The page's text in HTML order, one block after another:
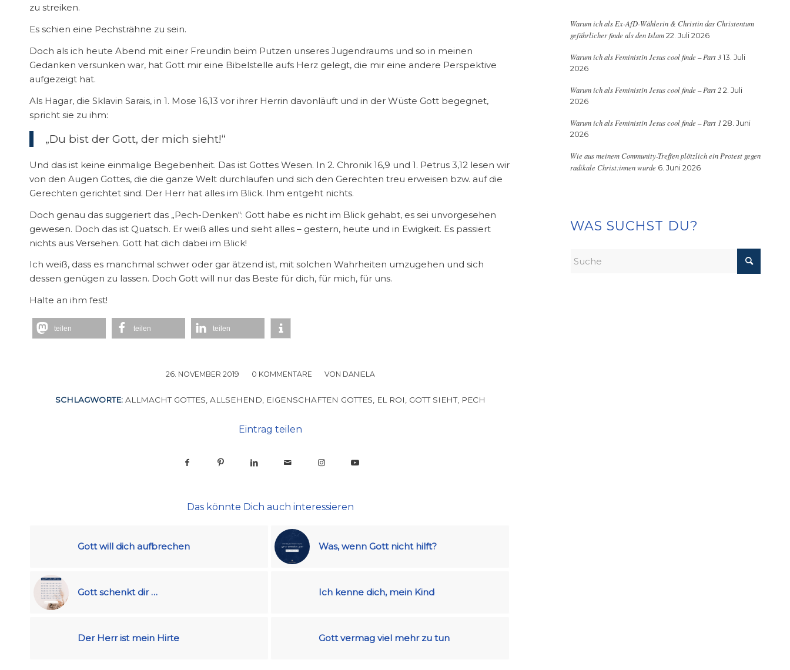
zu streiken.
Es schien eine Pechsträhne zu sein.
Doch als ich heute Abend mit einer Freundin beim Putzen unseres Jugendraums und so in meinen
Gedanken versunken war, hat Gott mir eine Bibelstelle aufs Herz gelegt, die mir eine andere Perspektive
aufgezeigt hat.
Als Hagar, die Sklavin Sarais, in 1. Mose 16,13 vor ihrer Herrin davonläuft und in der Wüste Gott begegnet,
spricht sie zu ihm:
„Du bist der Gott, der mich sieht!“
Und das ist keine einmalige Begebenheit. Das ist Gottes Wesen. In 2. Chronik 16,9 und 1. Petrus 3,12 lesen wir
von den Augen Gottes, die die ganze Welt durchlaufen und sich den Gerechten treu erweisen bzw. auf die
Gerechten gerichtet sind. Der Herr hat alles im Blick. Ihm entgeht nichts.
Doch genau das suggeriert das „Pech-Denken“: Gott habe es nicht im Blick gehabt, es sei unvorgesehen
gewesen. Doch das ist Quatsch. Er weiß alles und sieht alles – gestern, heute und in Ewigkeit. Es passiert
nichts aus Versehen. Gott hat dich dabei im Blick!
Ich weiß, dass es manchmal schwer oder gar ätzend ist, mit solchen Wahrheiten umzugehen und sich
dessen genügen zu lassen. Doch Gott will nur das Beste für dich, für mich, für uns.
Halte an ihm fest!
teilen teilen teilen
26. NOVEMBER 2019
/ 0 KOMMENTARE
/ VON DANIELA
SCHLAGWORTE: ALLMACHT GOTTES ,ALLSEHEND EIGENSCHAFTEN GOTTES EL ROI GOTT SIEHT, PECH
Eintrag teilen
Das könnte Dich auch interessieren
Gott will dich aufbrechen Was, wenn Gott nicht hilft?
Gott schenkt dir … Ich kenne dich, mein Kind
Der Herr ist mein Hirte Gott vermag viel mehr zu tun
Warum ich als Ex-AfD-Wählerin & Christin das Christentum
gefährlicher finde als den Islam 22. Juli 2026
Warum ich als Feministin Jesus cool finde – Part 3 13. Juli
2026
Warum ich als Feministin Jesus cool finde – Part 2 2. Juli
2026
Warum ich als Feministin Jesus cool finde – Part 1 28. Juni
2026
Wie aus meinem Community-Treffen plötzlich ein Protest gegen
radikale Christ:innen wurde 6. Juni 2026
WAS SUCHST DU?